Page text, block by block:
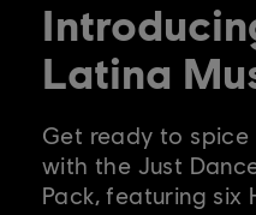
Latina
Get ready to
with the Just
Pack, featuring six